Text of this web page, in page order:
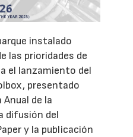
instalado
las prioridades de
el lanzamiento del
presentado
de la
difusión del
y la publicación